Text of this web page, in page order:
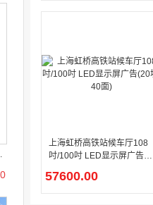
上海虹桥高铁站候车厅108
吋/100吋 LED显示屏广告(2
57600.00